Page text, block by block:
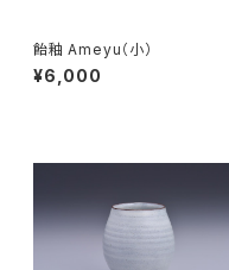
飴釉 Ameyu（小）
¥6,000